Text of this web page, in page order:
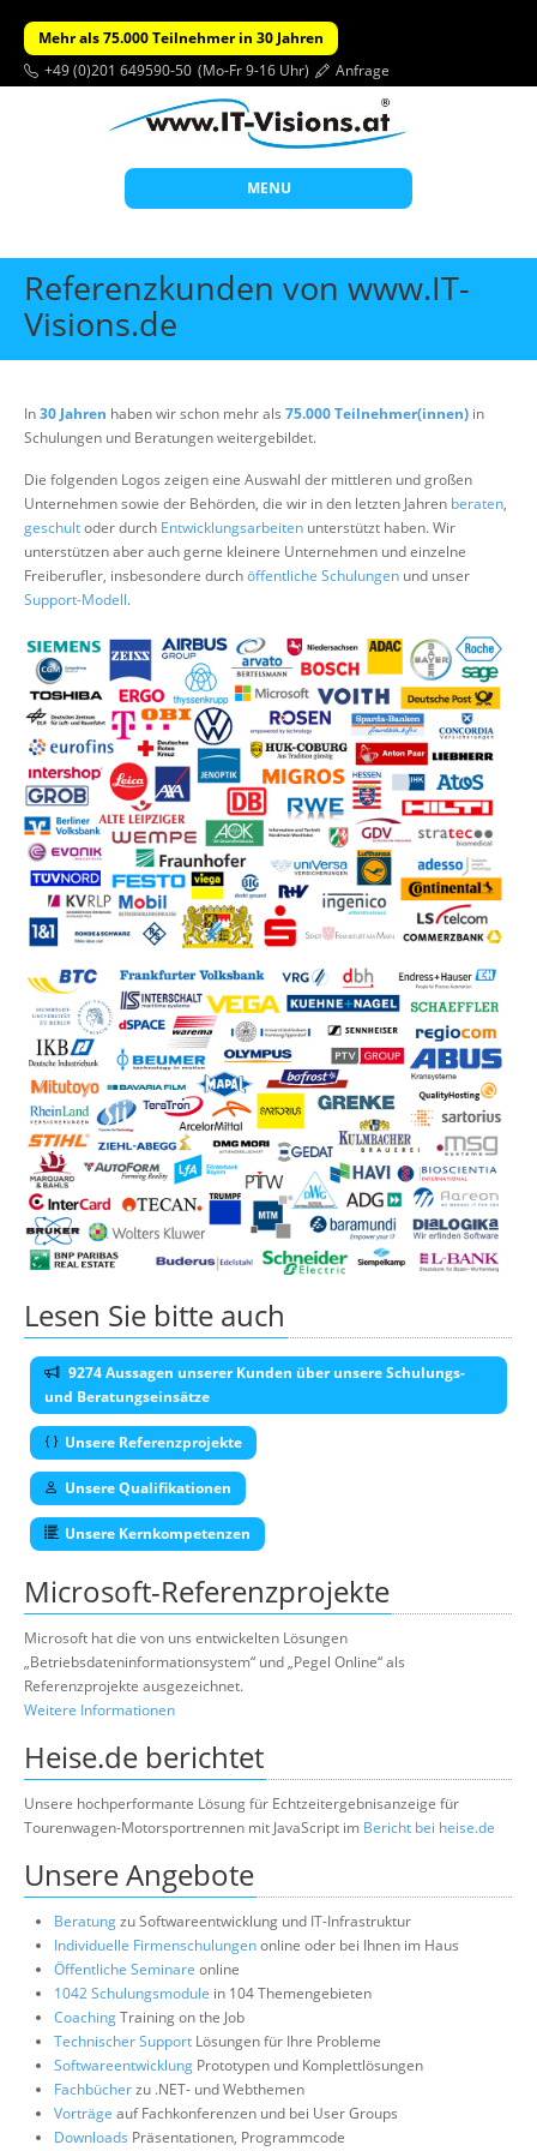
Mehr als 75.000 Teilnehmer in 30 Jahren
+49 (0)201 649590-50 (Mo-Fr 9-16 Uhr) Anfrage
MENU
Start
Themen
Offene Seminare
Wissen
Über uns
Suche
Referenzkunden von www.IT-
Visions.de
In30 Jahren haben wir schon mehr als 75.000 Teilnehmer(innen) in
Schulungen und Beratungen weitergebildet.
Die folgenden Logos zeigen eine Auswahl der mittleren und großen
Unternehmen sowie der Behörden, die wir in den letzten Jahren beraten,
geschultoder durch Entwicklungsarbeiten unterstützt haben. Wir
unterstützen aber auch gerne kleinere Unternehmen und einzelne
Freiberufler, insbesondere durchöffentliche Schulungen und unser
Support-Modell.
Lesen Sie bitte auch
9274 Aussagen unserer Kunden über unsere Schulungs-
und Beratungseinsätze
Unsere Referenzprojekte
Unsere Qualifikationen
Unsere Kernkompetenzen
Microsoft-Referenzprojekte
Microsoft hat die von uns entwickelten Lösungen
„Betriebsdateninformationsystem“ und „Pegel Online“ als
Referenzprojekte ausgezeichnet.
Weitere Informationen
Heise.de berichtet
Unsere hochperformante Lösung für Echtzeitergebnisanzeige für
Tourenwagen-Motorsportrennen mit JavaScript im Bericht bei heise.de
Unsere Angebote
Beratungzu Softwareentwicklung und IT-Infrastruktur
Individuelle Firmenschulungenonline oder bei Ihnen im Haus
Öffentliche Seminare online
1042 Schulungsmodule in 104 Themengebieten
CoachingTraining on the Job
Technischer Support Lösungen für Ihre Probleme
Softwareentwicklung Prototypen und Komplettlösungen
Fachbücherzu .NET- und Webthemen
Vorträge auf Fachkonferenzen und bei User Groups
Downloads Präsentationen, Programmcode